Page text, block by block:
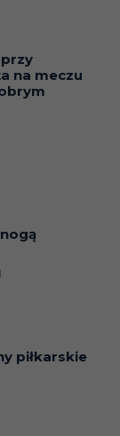
na meczu
piłkarskie